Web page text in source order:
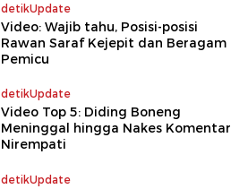
detikUpdate
Video: Wajib tahu, Posisi-posisi
Rawan Saraf Kejepit dan Beragam
Pemicu
detikUpdate
Video Top 5: Diding Boneng
Meninggal hingga Nakes Komentar
Nirempati
detikUpdate